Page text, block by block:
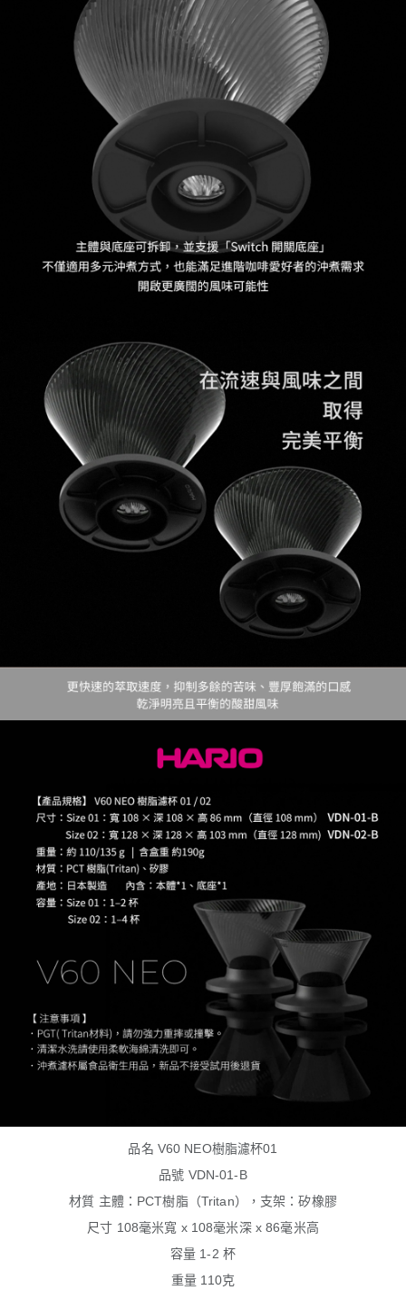
品名 V60 NEO樹脂濾杯01
品號 VDN-01-B
材質 主體：PCT樹脂（Tritan），支架：矽橡膠
尺寸 108毫米寬 x 108毫米深 x 86毫米高
容量 1-2 杯
重量 110克